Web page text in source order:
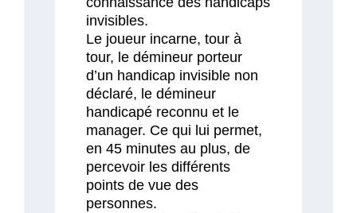
invisibles.
Le joueur incarne, tour à
tour, le démineur porteur
d’un handicap invisible non
déclaré, le démineur
handicapé reconnu et le
manager. Ce qui lui permet,
en 45 minutes au plus, de
percevoir les différents
points de vue des
personnes.